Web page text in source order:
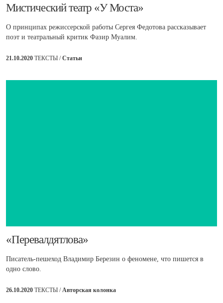
​Мистический театр «У Моста»
О принципах режиссерской работы Сергея Федотова рассказывает
поэт и театральный критик Фазир Муалим.
21.10.2020 ТЕКСТЫ /Статьи
​«Перевалдятлова»
Писатель-пешеход Владимир Березин о феномене, что пишется в
одно слово.
26.10.2020 ТЕКСТЫ /Авторская колонка